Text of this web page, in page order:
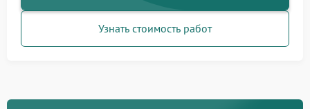
Узнать стоимость работ